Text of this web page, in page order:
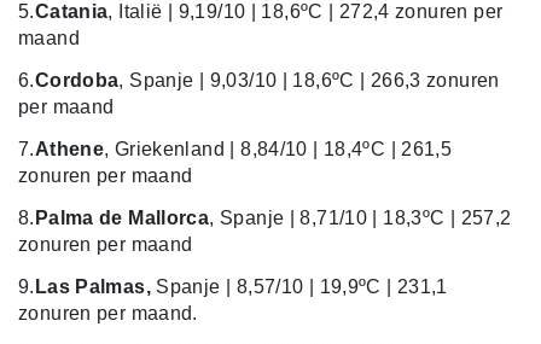
5.Catania, Italië | 9,19/10 | 18,6ºC | 272,4 zonuren per
maand
6.Cordoba, Spanje | 9,03/10 | 18,6ºC | 266,3 zonuren
per maand
7.Athene, Griekenland | 8,84/10 | 18,4ºC | 261,5
zonuren per maand
8. Palma de Mallorca, Spanje | 8,71/10 | 18,3ºC | 257,2
zonuren per maand
9. Las Palmas,Spanje | 8,57/10 | 19,9ºC | 231,1
zonuren per maand.